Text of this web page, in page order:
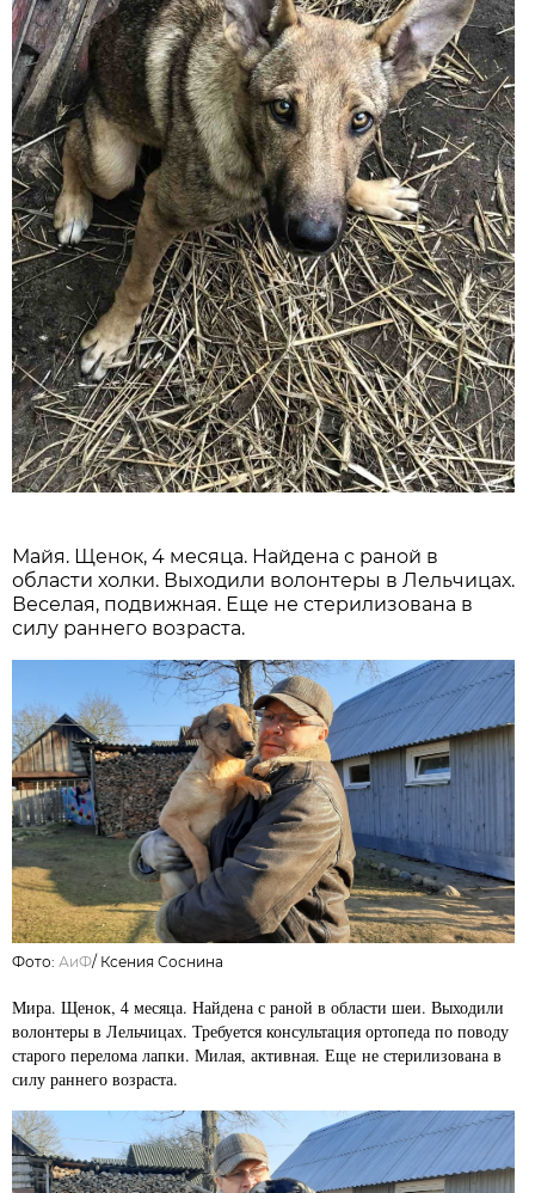
Майя. Щенок, 4 месяца. Найдена с раной в
области холки. Выходили волонтеры в Лельчицах.
Веселая, подвижная. Еще не стерилизована в
силу раннего возраста.
Фото: АиФ/ Ксения Соснина
Мира. Щенок, 4 месяца. Найдена с раной в области шеи. Выходили
волонтеры в Лельчицах. Требуется консультация ортопеда по поводу
старого перелома лапки. Милая, активная. Еще не стерилизована в
силу раннего возраста.